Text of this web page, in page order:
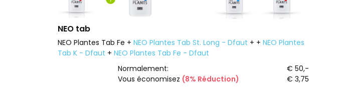
NEO tab
NEO Plantes Tab Fe + NEO Plantes Tab St. Long - Dfaut + + NEO Plantes
Tab K - Dfaut + NEO Plantes Tab Fe - Dfaut
Normalement:
€ 50,-
Vous économisez (8% Réduction) € 3,75